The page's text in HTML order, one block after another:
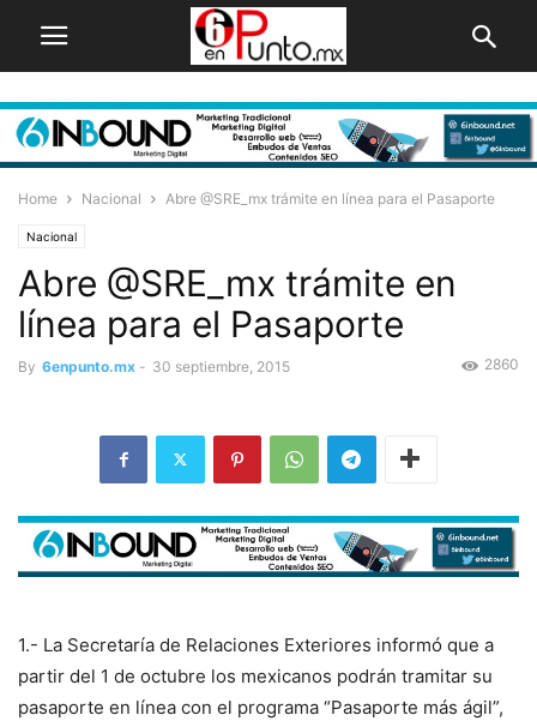
Home Nacional Abre @SRE_mx trámite en línea para el Pasaporte
Nacional
Abre @SRE_mx trámite en
línea para el Pasaporte
By 6enpunto.mx - 30 septiembre, 2015 2860
1.- La Secretaría de Relaciones Exteriores informó que a
partir del 1 de octubre los mexicanos podrán tramitar su
pasaporte en línea con el programa “Pasaporte más ágil”,